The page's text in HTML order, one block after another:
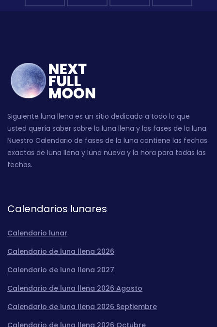
Siguiente luna llena es un sitio dedicado a todo lo que
usted quería saber sobre la luna llena y las fases de la luna.
Nuestro Calendario de fases de la luna contiene las fechas
exactas de luna llena y luna nueva y la hora para todas las
fechas.
Calendarios lunares
Calendario lunar
Calendario de luna llena 2026
Calendario de luna llena 2027
Calendario de luna llena 2026 Agosto
Calendario de luna llena 2026 Septiembre